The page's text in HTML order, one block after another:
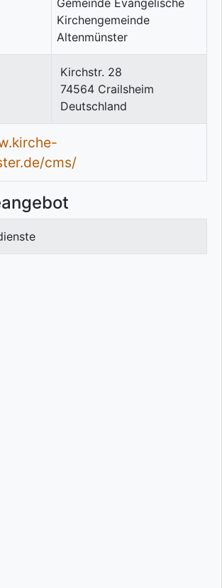
Kirchstr. 28
74564 Crailsheim
Deutschland
cms/